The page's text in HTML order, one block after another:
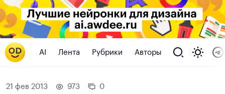
AI Лента Рубрики Авторы
21 фев 2013 973 0